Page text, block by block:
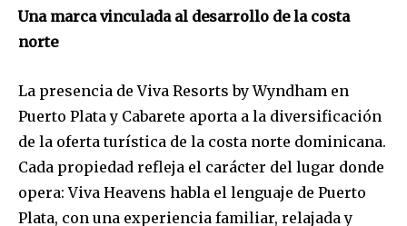
Una marca vinculada al desarrollo de la costa
norte
La presencia de Viva Resorts by Wyndham en
Puerto Plata y Cabarete aporta a la diversificación
de la oferta turística de la costa norte dominicana.
Cada propiedad refleja el carácter del lugar donde
opera: Viva Heavens habla el lenguaje de Puerto
Plata, con una experiencia familiar, relajada y